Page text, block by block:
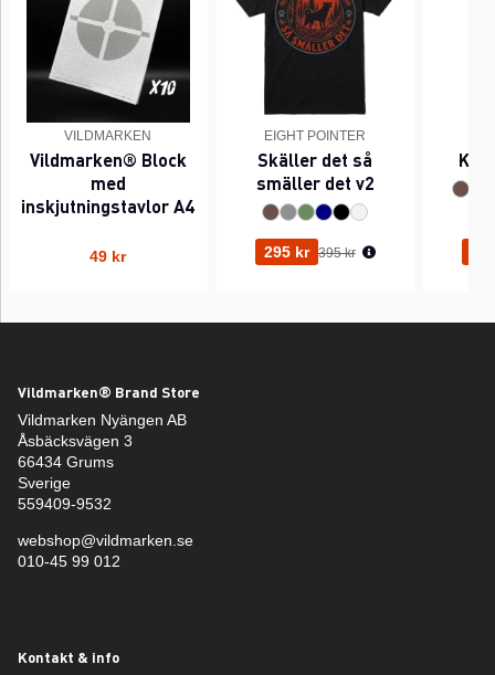
VILDMARKEN
Vildmarken® Block
med
inskjutningstavlor A4
49 kr
EIGHT POINTER
Skäller det så
smäller det v2
295 kr Ordinarie pris:
395 kr
Vildmarken® Brand Store
Vildmarken Nyängen AB
Åsbäcksvägen 3
66434 Grums
Sverige
559409-9532
webshop@vildmarken.se
010-45 99 012
Kontakt & info